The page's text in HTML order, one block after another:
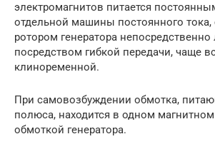
электромагнитов питается
отдельной машины постоянного
ротором генератора непосредственно
посредством гибкой передачи, чаще
клиноременной.
При самовозбуждении обмотка,
полюса, находится в одном
обмоткой генератора.